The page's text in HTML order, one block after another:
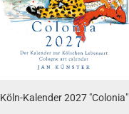
Köln-Kalender 2027 "Colonia"